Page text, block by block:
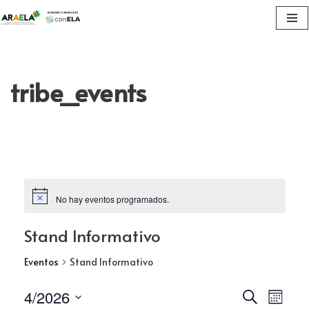
tribe_events
No hay eventos programados.
Stand Informativo
Eventos Stand Informativo
BuscarMes
4/2026